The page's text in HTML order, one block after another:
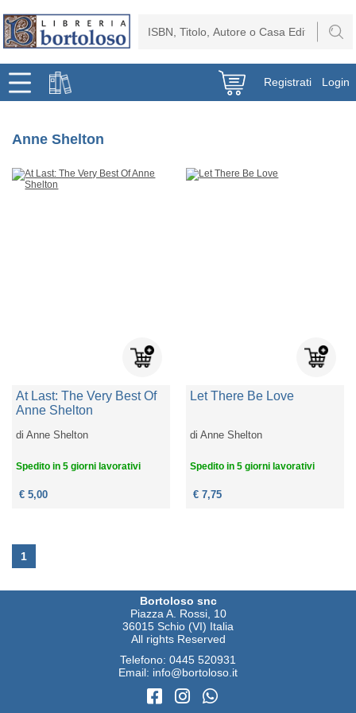
Registrati Login
Anne Shelton
At Last: The Very Best Of
Anne Shelton
diAnne Shelton
Spedito in 5 giorni lavorativi
€ 5,00
Let There Be Love
diAnne Shelton
Spedito in 5 giorni lavorativi
€ 7,75
1
Bortoloso snc
Piazza A. Rossi, 10
36015 Schio (VI) Italia
All rights Reserved
Telefono: 0445 520931
Email: info@bortoloso.it